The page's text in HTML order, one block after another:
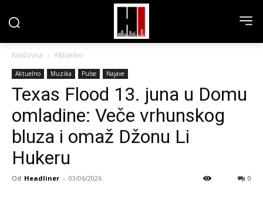
Naslovna Aktuelno
Aktuelno Muzika Pulse Najave
Texas Flood 13. juna u Domu
omladine: Veče vrhunskog
bluza i omaž Džonu Li
Hukeru
Od Headliner - 03/06/2026 0